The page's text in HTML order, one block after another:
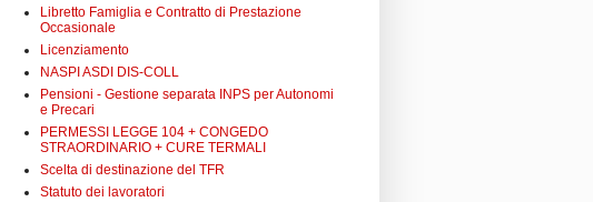
Libretto Famiglia e Contratto di Prestazione
Occasionale
Licenziamento
NASPI ASDI DIS-COLL
Pensioni - Gestione separata INPS per Autonomi
e Precari
PERMESSI LEGGE 104 + CONGEDO
STRAORDINARIO + CURE TERMALI
Scelta di destinazione del TFR
Statuto dei lavoratori